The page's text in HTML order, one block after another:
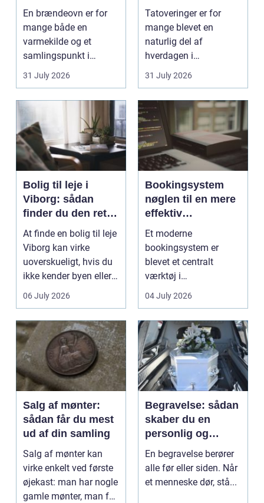
smukt resultat
En brændeovn er for
mange både en
varmekilde og et
samlingspunkt i
hjemmet. Flammerne
31 July 2026
rigtige studie
Tatoveringer er for
mange blevet en
naturlig del af
hverdagen i
København. Byen er
31 July 2026
Bolig til leje i
Viborg: sådan
finder du den rette
lejlighed
At finde en bolig til leje
Viborg kan virke
uoverskueligt, hvis du
ikke kender byen eller
det lokale...
06 July 2026
Bookingsystem
nøglen til en mere
effektiv
klinikhverdag
Et moderne
bookingsystem er
blevet et centralt
værktøj i
sundhedssektoren.
beh...
04 July 2026
Salg af mønter:
sådan får du mest
ud af din samling
Salg af mønter kan
virke enkelt ved første
øjekast: man har nogle
gamle mønter, man får
Begravelse: sådan
skaber du en
personlig og
respektfuld afsked
En begravelse berører
alle før eller siden. Når
et menneske dør, stå...